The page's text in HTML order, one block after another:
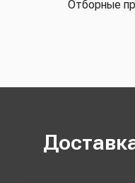
Отборные